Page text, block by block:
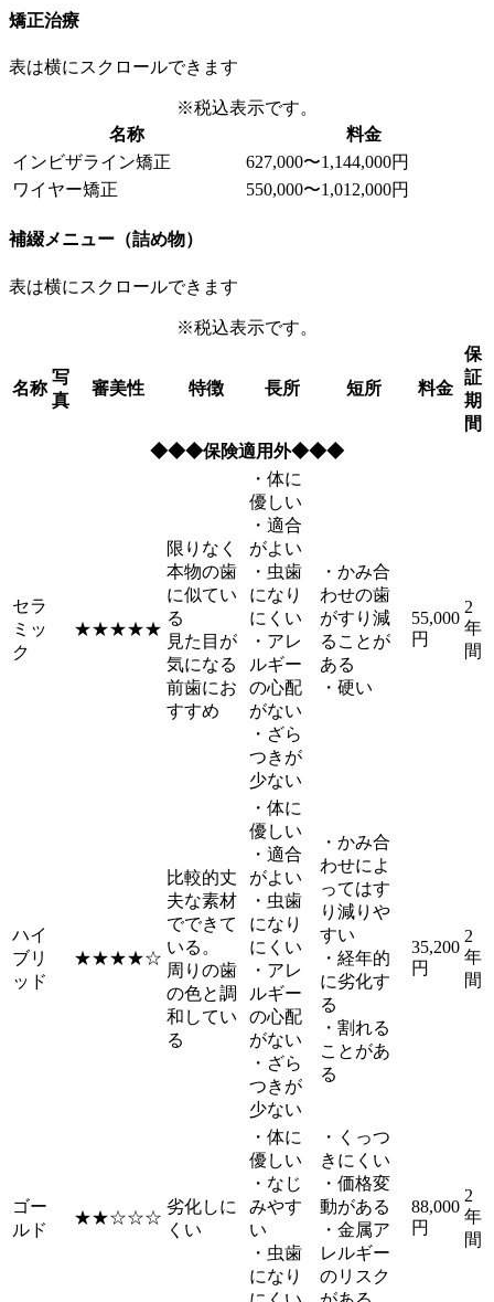
矯正治療
表は横にスクロールできます
※税込表示です。
名称
料金
インビザライン矯正
627,000〜1,144,000円
ワイヤー矯正
550,000〜1,012,000円
補綴メニュー（詰め物）
表は横にスクロールできます
※税込表示です。
名称
写
真
審美性 特徴 長所 短所 料金
保
証
期
間
◆◆◆保険適用外◆◆◆
セラ
ミッ
ク
★★★★★
限りなく
本物の歯
に似てい
る
見た目が
気になる
前歯にお
すすめ
・体に
優しい
・適合
がよい
・虫歯
になり
にくい
・アレ
ルギー
の心配
がない
・ざら
つきが
少ない
・かみ合
わせの歯
がすり減
ることが
ある
・硬い
55,000
円
2
年
間
ハイ
ブリ
ッド
★★★★☆
比較的丈
夫な素材
でできて
いる。
周りの歯
の色と調
和してい
る
・体に
優しい
・適合
がよい
・虫歯
になり
にくい
・アレ
ルギー
の心配
がない
・ざら
つきが
少ない
・かみ合
わせによ
ってはす
り減りや
すい
・経年的
に劣化す
る
・割れる
ことがあ
る
35,200
円
2
年
間
ゴー
ルド
★★☆☆☆
劣化しに
くい
・体に
優しい
・なじ
みやす
い
・虫歯
になり
・くっつ
きにくい
・価格変
動がある
・金属ア
レルギー
のリスク
88,000
円
2
年
間